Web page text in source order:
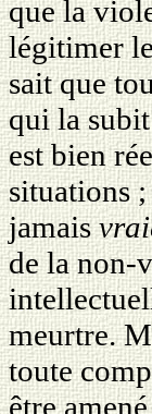
que la
légitimer
sait que
qui la
est bien
situations
jamais
de la non-
meurtre.
toute
être